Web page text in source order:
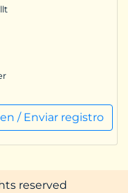
/ Enviar registro
reserved